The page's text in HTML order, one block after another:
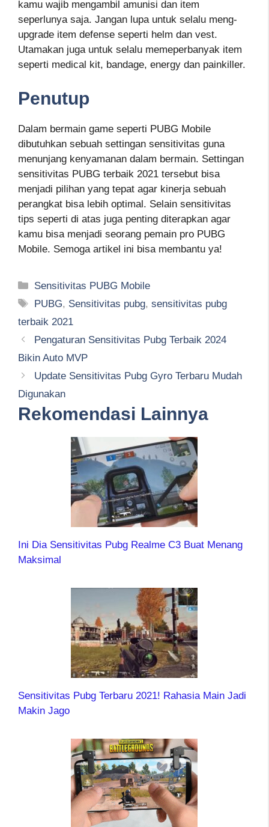
kamu wajib mengambil amunisi dan item
seperlunya saja. Jangan lupa untuk selalu meng-
upgrade item defense seperti helm dan vest.
Utamakan juga untuk selalu memeperbanyak item
seperti medical kit, bandage, energy dan painkiller.
Penutup
Dalam bermain game seperti PUBG Mobile
dibutuhkan sebuah settingan sensitivitas guna
menunjang kenyamanan dalam bermain. Settingan
sensitivitas PUBG terbaik 2021 tersebut bisa
menjadi pilihan yang tepat agar kinerja sebuah
perangkat bisa lebih optimal. Selain sensitivitas
tips seperti di atas juga penting diterapkan agar
kamu bisa menjadi seorang pemain pro PUBG
Mobile. Semoga artikel ini bisa membantu ya!
Kategori
Sensitivitas PUBG Mobile
Tag
PUBG, Sensitivitas pubg,sensitivitas pubg
terbaik 2021
Pengaturan Sensitivitas Pubg Terbaik 2024
Bikin Auto MVP
Update Sensitivitas Pubg Gyro Terbaru Mudah
Digunakan
Rekomendasi Lainnya
Ini Dia Sensitivitas Pubg Realme C3 Buat Menang
Maksimal
Sensitivitas Pubg Terbaru 2021! Rahasia Main Jadi
Makin Jago